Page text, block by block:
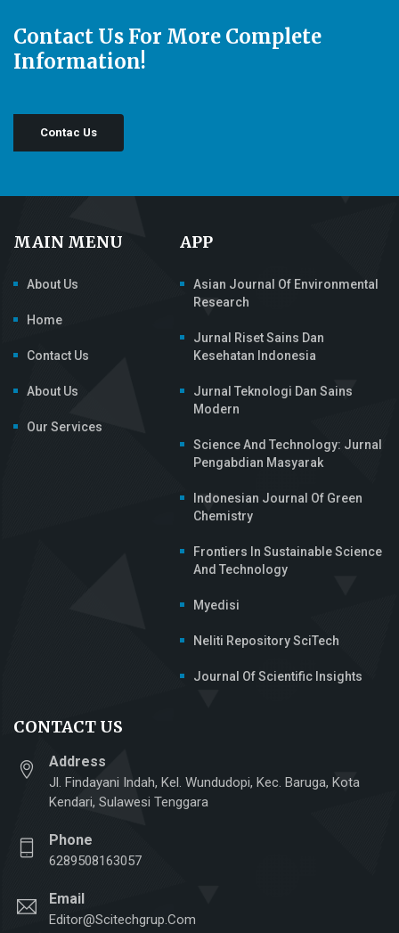
Contact Us For More Complete
Information!
Contac Us
MAIN MENU
About Us
Home
Contact Us
About Us
Our Services
APP
Asian Journal Of Environmental
Research
Jurnal Riset Sains Dan
Kesehatan Indonesia
Jurnal Teknologi Dan Sains
Modern
Science And Technology: Jurnal
Pengabdian Masyarak
Indonesian Journal Of Green
Chemistry
Frontiers In Sustainable Science
And Technology
Myedisi
Neliti Repository SciTech
Journal Of Scientific Insights
CONTACT US
Address
Jl. Findayani Indah, Kel. Wundudopi, Kec. Baruga, Kota
Kendari, Sulawesi Tenggara
Phone
6289508163057
Email
Editor@scitechgrup.com